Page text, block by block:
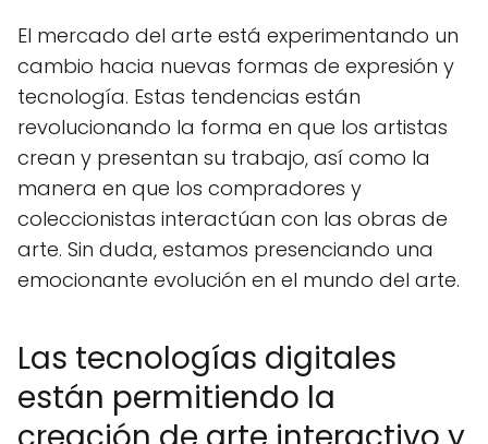
El mercado del arte está experimentando un
cambio hacia nuevas formas de expresión y
tecnología. Estas tendencias están
revolucionando la forma en que los artistas
crean y presentan su trabajo, así como la
manera en que los compradores y
coleccionistas interactúan con las obras de
arte. Sin duda, estamos presenciando una
emocionante evolución en el mundo del arte.
Las tecnologías digitales
están permitiendo la